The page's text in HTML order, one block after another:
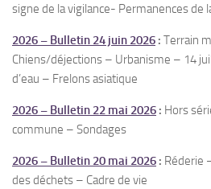
signe de la vigilance- Permanences de
2026 – Bulletin 24 juin 2026 : Terrain
Chiens/déjections – Urbanisme – 14
d’eau – Frelons asiatique
2026 – Bulletin 22 mai 2026 : Hors
commune – Sondages
2026 – Bulletin 20 mai 2026 : Réderie
des déchets – Cadre de vie